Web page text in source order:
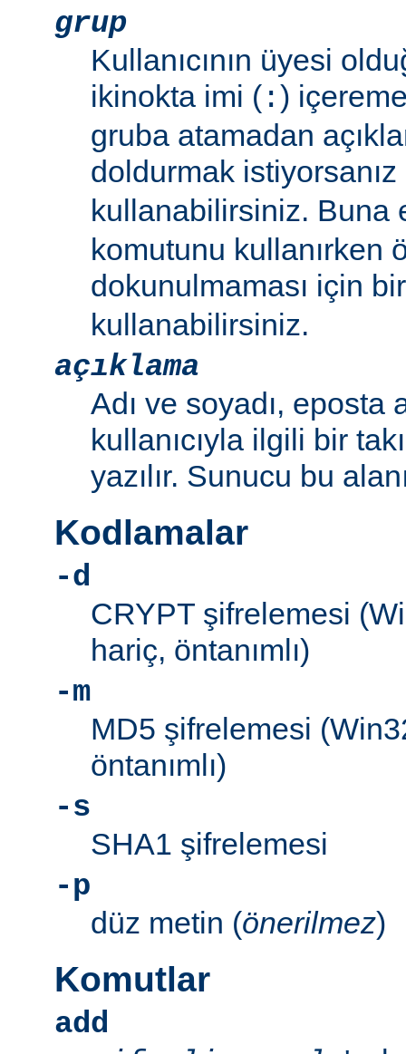
grup
Kullanıcının üyesi
ikinokta imi ( :)
gruba atamadan
doldurmak
kullanabilirsiniz. Buna
komutunu kullanırken
dokunulmaması için
kullanabilirsiniz.
açıklama
Adı ve soyadı, eposta
kullanıcıyla ilgili bir
yazılır. Sunucu bu
Kodlamalar
-d
CRYPT şifrelemesi
hariç, öntanımlı)
-m
MD5 şifrelemesi
öntanımlı)
-s
SHA1 şifrelemesi
-p
düz metin (önerilmez)
Komutlar
add